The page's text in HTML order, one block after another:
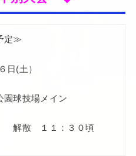
定≫
日(土）
球技場メイン
解散 １１：３０頃